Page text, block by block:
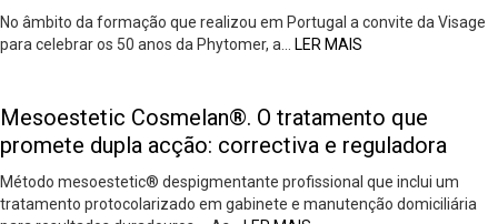
No âmbito da formação que realizou em Portugal a convite da Visage
para celebrar os 50 anos da Phytomer, a…
LER MAIS
Mesoestetic Cosmelan®. O tratamento que
promete dupla acção: correctiva e reguladora
Método mesoestetic® despigmentante profissional que inclui um
tratamento protocolarizado em gabinete e manutenção domiciliária